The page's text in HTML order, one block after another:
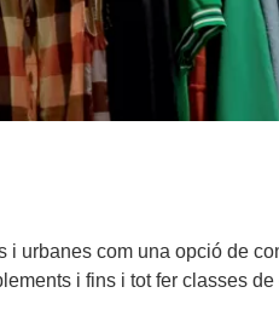
urbanes com una opció de
i fins i tot fer classes de